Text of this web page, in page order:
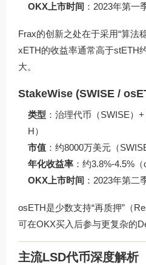
OKX上市时间 ：2023年第一
Frax的创新之处在于采用“算法
xETH的收益率通常高于stETH
大。
StakeWise (SWISE /
类型 ：治理代币（SWISE）
H）
市值 ：约8000万美元（
年化收益率 ：约3.8%-4.5%（
OKX上市时间 ：2023年第二
osETH是少数支持“再质押”（
可在OKX买入后参与更复杂的
主流LSD代币深度解析